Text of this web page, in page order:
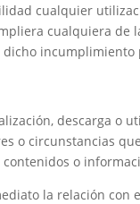
cualquier
cualquiera de
incumplimiento
descarga
o circunstancias
o
la relación con